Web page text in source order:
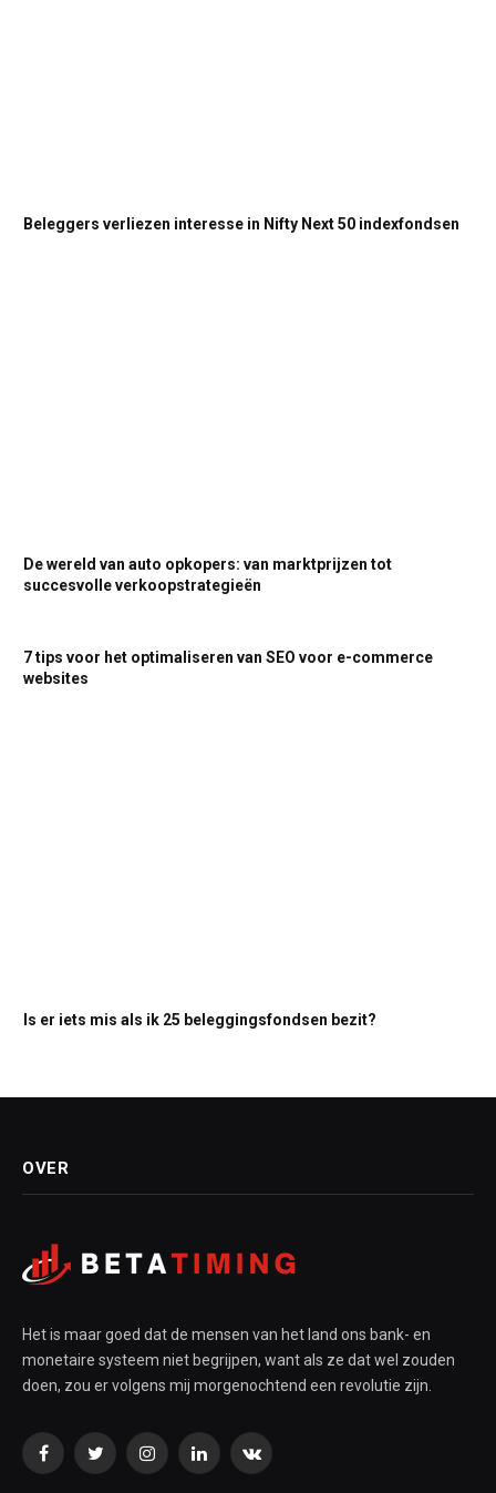
Beleggers verliezen interesse in Nifty Next 50 indexfondsen
De wereld van auto opkopers: van marktprijzen tot
succesvolle verkoopstrategieën
7 tips voor het optimaliseren van SEO voor e-commerce
websites
Is er iets mis als ik 25 beleggingsfondsen bezit?
OVER
Het is maar goed dat de mensen van het land ons bank- en
monetaire systeem niet begrijpen, want als ze dat wel zouden
doen, zou er volgens mij morgenochtend een revolutie zijn.
FacebookTwitterInstagramLinkedInVKontakte